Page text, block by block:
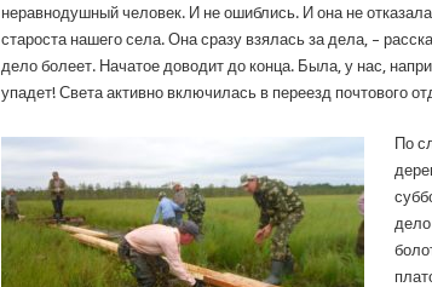
неравнодушный человек. И не ошиблись. И она не
староста нашего села. Она сразу взялась за дела, –
дело болеет. Начатое доводит до конца. Была, у нас,
упадет! Света активно включилась в переезд почтового
По